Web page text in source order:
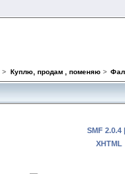
> Куплю, продам , поменяю>
SMF 2.0.4
XHTML